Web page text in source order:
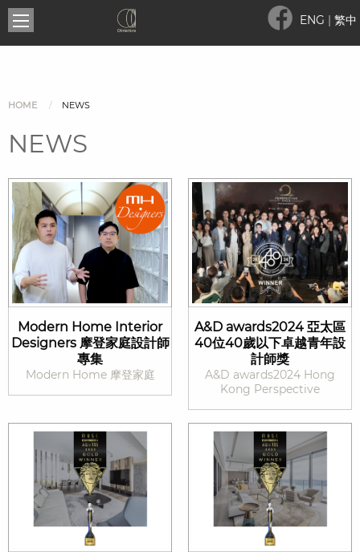
ENG | 繁中
HOME NEWS
NEWS
Modern Home Interior
Designers 摩登家庭設計師
專集
Modern Home 摩登家庭
A&D awards2024 亞太區
40位40歲以下卓越青年設
計師獎
A&D awards2024 Hong
Kong Perspective